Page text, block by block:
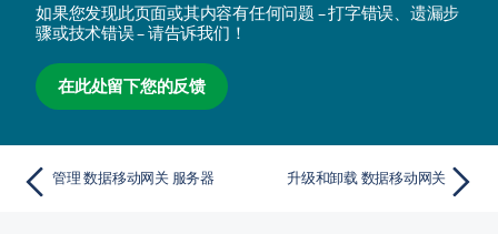
如果您发现此页面或其内容有任何问题 – 打字错误、遗漏步
骤或技术错误 – 请告诉我们！
在此处留下您的反馈
管理 数据移动网关 服务器 升级和卸载 数据移动网关